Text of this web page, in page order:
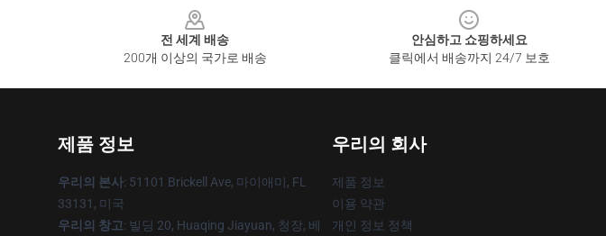
전 세계 배송
200개 이상의 국가로 배송
안심하고 쇼핑하세요
클릭에서 배송까지 24/7 보호
제품 정보
우리의 본사: 51101 Brickell Ave, 마이애미, FL
33131, 미국
우리의 창고: 빌딩 20, Huaqing Jiayuan, 청장, 베
우리의 회사
제품 정보
이용 약관
개인 정보 정책